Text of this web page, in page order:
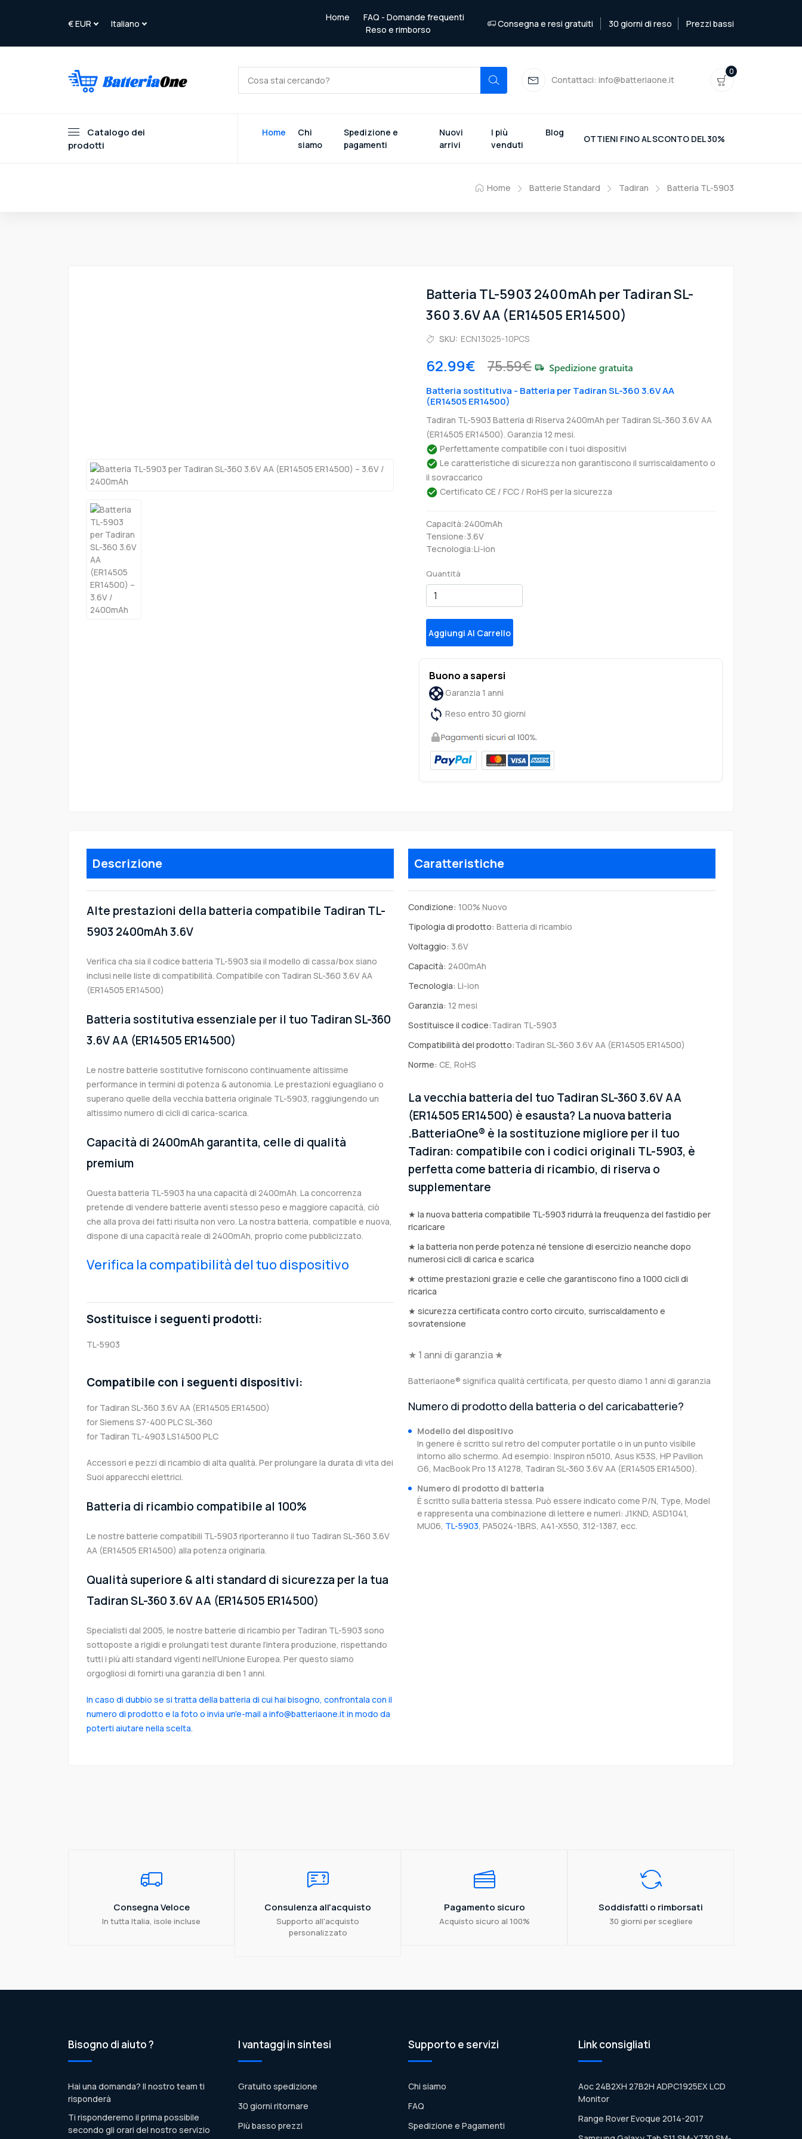
Home
FAQ - Domande frequenti
Reso e rimborso
Consegna e resi gratuiti 30 giorni di reso Prezzi bassi
Contattaci: info@batteriaone.it
0
Catalogo dei
prodotti
Home
Chi
siamo
Spedizione e
pagamenti
Nuovi
arrivi
I più
venduti
Blog
OTTIENI FINO AL SCONTO DEL 30%
Home Batterie Standard Tadiran Batteria TL-5903
Batteria TL-5903 2400mAh per Tadiran SL-
360 3.6V AA (ER14505 ER14500)
SKU: ECN13025-10PCS
62.99€ 75.59€
Batteria sostitutiva - Batteria per Tadiran SL-360 3.6V AA
(ER14505 ER14500)
Tadiran TL-5903 Batteria di Riserva 2400mAh per Tadiran SL-360 3.6V AA
(ER14505 ER14500). Garanzia 12 mesi.
Perfettamente compatibile con i tuoi dispositivi
Le caratteristiche di sicurezza non garantiscono il surriscaldamento o
il sovraccarico
Certificato CE / FCC / RoHS per la sicurezza
Capacità:2400mAh
Tensione:3.6V
Tecnologia:Li-ion
Quantità
Aggiungi Al Carrello
Buono a sapersi
Garanzia 1 anni
Reso entro 30 giorni
Descrizione
Alte prestazioni della batteria compatibile Tadiran TL-
5903 2400mAh 3.6V
Verifica cha sia il codice batteria TL-5903 sia il modello di cassa/box siano
inclusi nelle liste di compatibilità. Compatibile con Tadiran SL-360 3.6V AA
(ER14505 ER14500)
Batteria sostitutiva essenziale per il tuo Tadiran SL-360
3.6V AA (ER14505 ER14500)
Le nostre batterie sostitutive forniscono continuamente altissime
performance in termini di potenza & autonomia. Le prestazioni eguagliano o
superano quelle della vecchia batteria originale TL-5903, raggiungendo un
altissimo numero di cicli di carica-scarica.
Capacità di 2400mAh garantita, celle di qualità
premium
Questa batteria TL-5903 ha una capacità di 2400mAh. La concorrenza
pretende di vendere batterie aventi stesso peso e maggiore capacità, ciò
che alla prova dei fatti risulta non vero. La nostra batteria, compatible e nuova,
dispone di una capacità reale di 2400mAh, proprio come pubblicizzato.
Verifica la compatibilità del tuo dispositivo
Sostituisce i seguenti prodotti:
TL-5903
Compatibile con i seguenti dispositivi:
for Tadiran SL-360 3.6V AA (ER14505 ER14500)
for Siemens S7-400 PLC SL-360
for Tadiran TL-4903 LS14500 PLC
Accessori e pezzi di ricambio di alta qualità. Per prolungare la durata di vita dei
Suoi apparecchi elettrici.
Batteria di ricambio compatibile al 100%
Le nostre batterie compatibili TL-5903 riporteranno il tuo Tadiran SL-360 3.6V
AA (ER14505 ER14500) alla potenza originaria.
Qualità superiore & alti standard di sicurezza per la tua
Tadiran SL-360 3.6V AA (ER14505 ER14500)
Specialisti dal 2005, le nostre batterie di ricambio per Tadiran TL-5903 sono
sottoposte a rigidi e prolungati test durante l’intera produzione, rispettando
tutti i più alti standard vigenti nell’Unione Europea. Per questo siamo
orgogliosi di fornirti una garanzia di ben 1 anni.
In caso di dubbio se si tratta della batteria di cui hai bisogno, confrontala con il
numero di prodotto e la foto o invia un'e-mail a info@batteriaone.it in modo da
poterti aiutare nella scelta.
Caratteristiche
Condizione: 100% Nuovo
Tipologia di prodotto: Batteria di ricambio
Voltaggio: 3.6V
Capacità: 2400mAh
Tecnologia: Li-ion
Garanzia: 12 mesi
Sostituisce il codice:Tadiran TL-5903
Compatibilità del prodotto:Tadiran SL-360 3.6V AA (ER14505 ER14500)
Norme: CE, RoHS
La vecchia batteria del tuo Tadiran SL-360 3.6V AA
(ER14505 ER14500) è esausta? La nuova batteria
.BatteriaOne® è la sostituzione migliore per il tuo
Tadiran: compatibile con i codici originali TL-5903, è
perfetta come batteria di ricambio, di riserva o
supplementare
★ la nuova batteria compatibile TL-5903 ridurrà la freuquenza del fastidio per
ricaricare
★ la batteria non perde potenza né tensione di esercizio neanche dopo
numerosi cicli di carica e scarica
★ ottime prestazioni grazie e celle che garantiscono fino a 1000 cicli di
ricarica
★ sicurezza certificata contro corto circuito, surriscaldamento e
sovratensione
★ 1 anni di garanzia ★
Batteriaone® significa qualità certificata, per questo diamo 1 anni di garanzia
Numero di prodotto della batteria o del caricabatterie?
Modello del dispositivo
In genere è scritto sul retro del computer portatile o in un punto visibile
intorno allo schermo. Ad esempio: Inspiron n5010, Asus K53S, HP Pavilion
G6, MacBook Pro 13 A1278, Tadiran SL-360 3.6V AA (ER14505 ER14500).
Numero di prodotto di batteria
È scritto sulla batteria stessa. Può essere indicato come P/N, Type, Model
e rappresenta una combinazione di lettere e numeri: J1KND, ASD1041,
MU06, TL-5903, PA5024-1BRS, A41-X550, 312-1387, ecc.
Consegna Veloce
In tutta Italia, isole incluse
Consulenza all'acquisto
Supporto all'acquisto
personalizzato
Pagamento sicuro
Acquisto sicuro al 100%
Soddisfatti o rimborsati
30 giorni per scegliere
Bisogno di aiuto ?
Hai una domanda? Il nostro team ti
risponderà
Ti risponderemo il prima possibile
secondo gli orari del nostro servizio
I vantaggi in sintesi
Gratuito spedizione
30 giorni ritornare
Più basso prezzi
Supporto e servizi
Chi siamo
FAQ
Spedizione e Pagamenti
Link consigliati
Aoc 24B2XH 27B2H ADPC1925EX LCD
Monitor
Range Rover Evoque 2014-2017